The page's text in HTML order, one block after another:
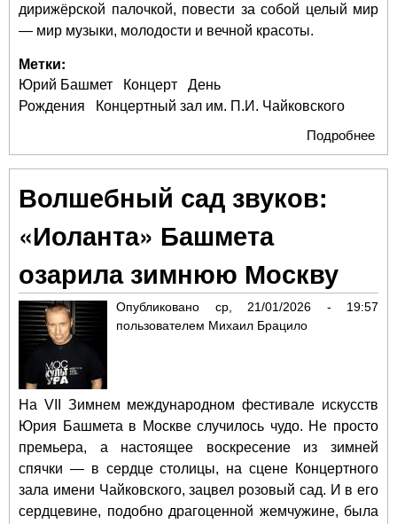
дирижёрской палочкой, повести за собой целый мир
— мир музыки, молодости и вечной красоты.
Метки:
Юрий Башмет Концерт
День
Рождения
Концертный зал им. П.И. Чайковского
Подробнее
Волшебный сад звуков:
«Иоланта» Башмета
озарила зимнюю Москву
Опубликовано ср, 21/01/2026 - 19:57
пользователем Михаил Брацило
На VII Зимнем международном фестивале искусств
Юрия Башмета в Москве случилось чудо. Не просто
премьера, а настоящее воскресение из зимней
спячки — в сердце столицы, на сцене Концертного
зала имени Чайковского, зацвел розовый сад. И в его
сердцевине, подобно драгоценной жемчужине, была